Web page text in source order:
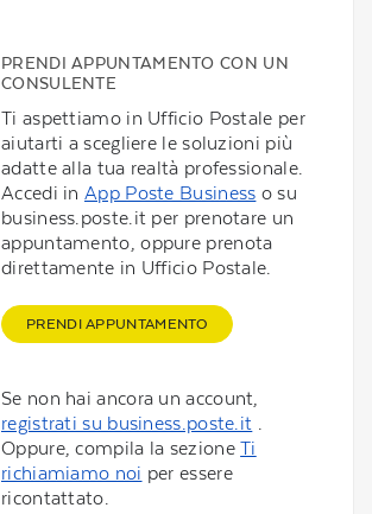
PRENDI APPUNTAMENTO CON UN
CONSULENTE
Ti aspettiamo in Ufficio Postale per
aiutarti a scegliere le soluzioni più
adatte alla tua realtà professionale.
Accedi in App Poste Business o su
business.poste.it per prenotare un
appuntamento, oppure prenota
direttamente in Ufficio Postale.
PRENDI APPUNTAMENTO
Se non hai ancora un account,
registrati su business.poste.it .
Oppure, compila la sezioneTi
richiamiamo noi per essere
ricontattato.